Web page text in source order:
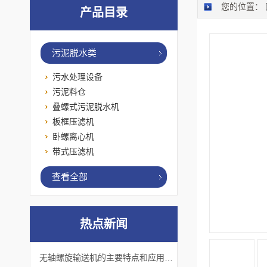
您的位置：
产品目录
污泥脱水类
污水处理设备
污泥料仓
叠螺式污泥脱水机
板框压滤机
卧螺离心机
带式压滤机
查看全部
热点新闻